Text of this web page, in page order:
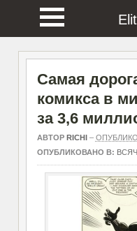
Самая
комикса в
за 3,6
АВТОР RICHI–
ОПУБЛИКОВАНО В: